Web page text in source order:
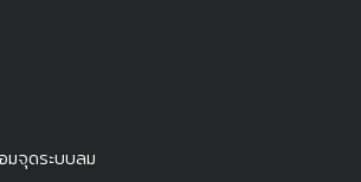
มจุดระบบลม